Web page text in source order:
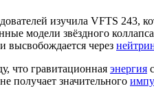
изучила VFTS 243,
модели звёздного
высвобождается через
что гравитационная энергия
получает значительного